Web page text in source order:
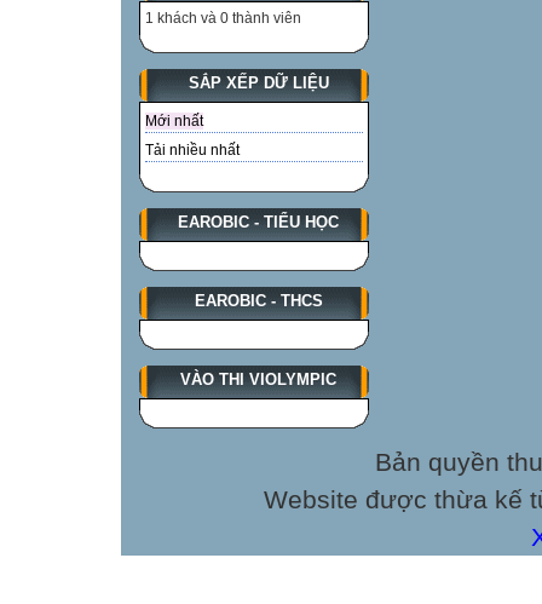
1 khách và 0 thành viên
SẮP XẾP DỮ LIỆU
Mới nhất
Tải nhiều nhất
EAROBIC - TIỂU HỌC
EAROBIC - THCS
VÀO THI VIOLYMPIC
Bản quyền
Website được thừa kế